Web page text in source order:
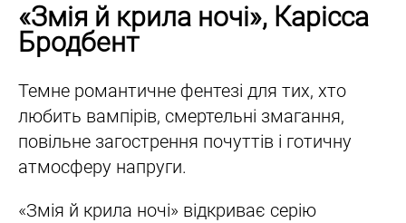
«Змія й крила ночі», Карісса
Бродбент
Темне романтичне фентезі для тих, хто
любить вампірів, смертельні змагання,
повільне загострення почуттів і готичну
атмосферу напруги.
«Змія й крила ночі» відкриває серію